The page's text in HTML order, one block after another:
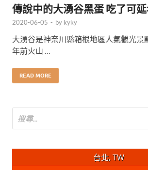
傳說中的大湧谷黑蛋 吃了可
2020-06-05 - by kyky
大湧谷是神奈川縣箱根地區人氣觀光景
年前火山 …
READ MORE
台北, TW